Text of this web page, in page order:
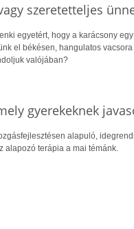
szeretetteljes
egyetért, hogy a karácsony
el békésen, hangulatos
valójában?
gyerekeknek
alapuló,
alapozó terápia a mai témánk.